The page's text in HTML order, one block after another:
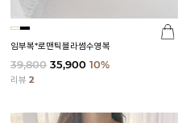
임부복*로맨틱블라썸수영복
39,800 35,900 10%
리뷰 2